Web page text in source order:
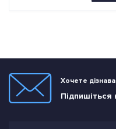
Хочете
Підпишіться